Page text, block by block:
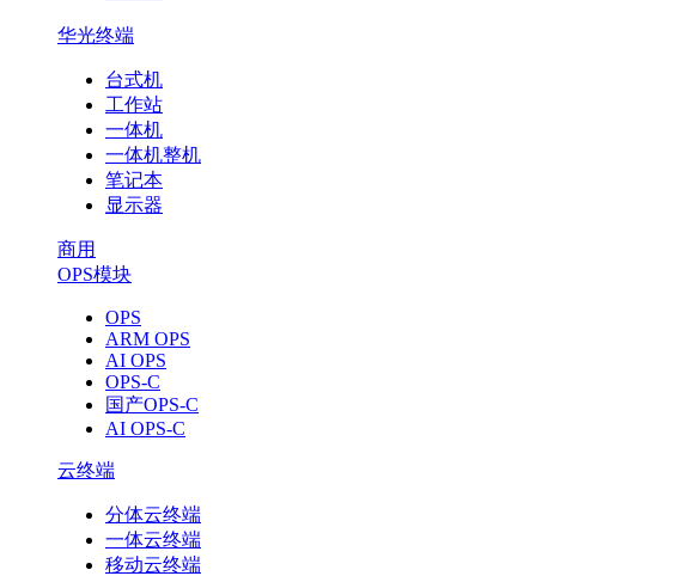
华光终端
台式机
工作站
一体机
一体机整机
笔记本
显示器
商用
OPS模块
OPS
ARM OPS
AI OPS
OPS-C
国产OPS-C
AI OPS-C
云终端
分体云终端
一体云终端
移动云终端